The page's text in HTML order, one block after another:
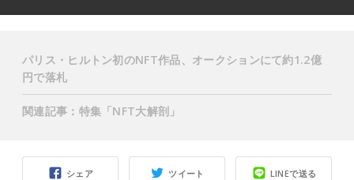
シェア ツイート LINEで送る
パリス・ヒルトン初のNFT作品、オークションにて約1.2億
円で落札
関連記事：特集「NFT大解剖」